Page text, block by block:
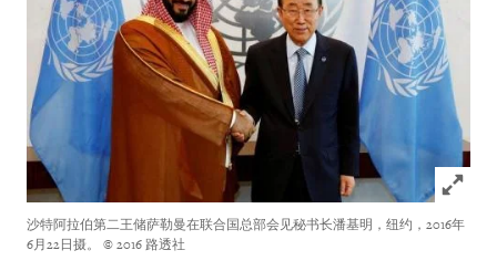
Click
沙特阿拉伯第二王储萨勒曼在联合国总部会见秘书长潘基明，纽约，2016年
6月22日摄。 © 2016 路透社